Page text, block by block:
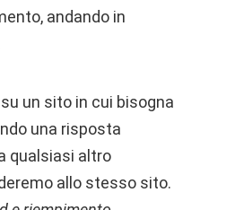
andando in
un sito in cui bisogna
una risposta
qualsiasi altro
allo stesso sito.